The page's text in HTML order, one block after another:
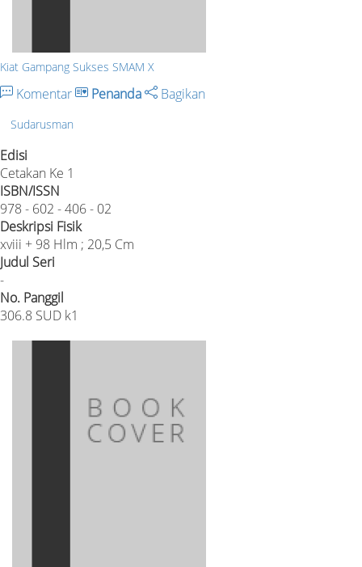
Kiat Gampang Sukses SMAM X
Komentar Penanda Bagikan
Sudarusman
Edisi
Cetakan Ke 1
ISBN/ISSN
978 - 602 - 406 - 02
Deskripsi Fisik
xviii + 98 Hlm ; 20,5 Cm
Judul Seri
-
No. Panggil
306.8 SUD k1